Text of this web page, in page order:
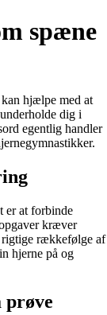
spæne
hjælpe med at
dig i
egentlig handler
er at forbinde
kræver
rækkefølge af
hjerne på og